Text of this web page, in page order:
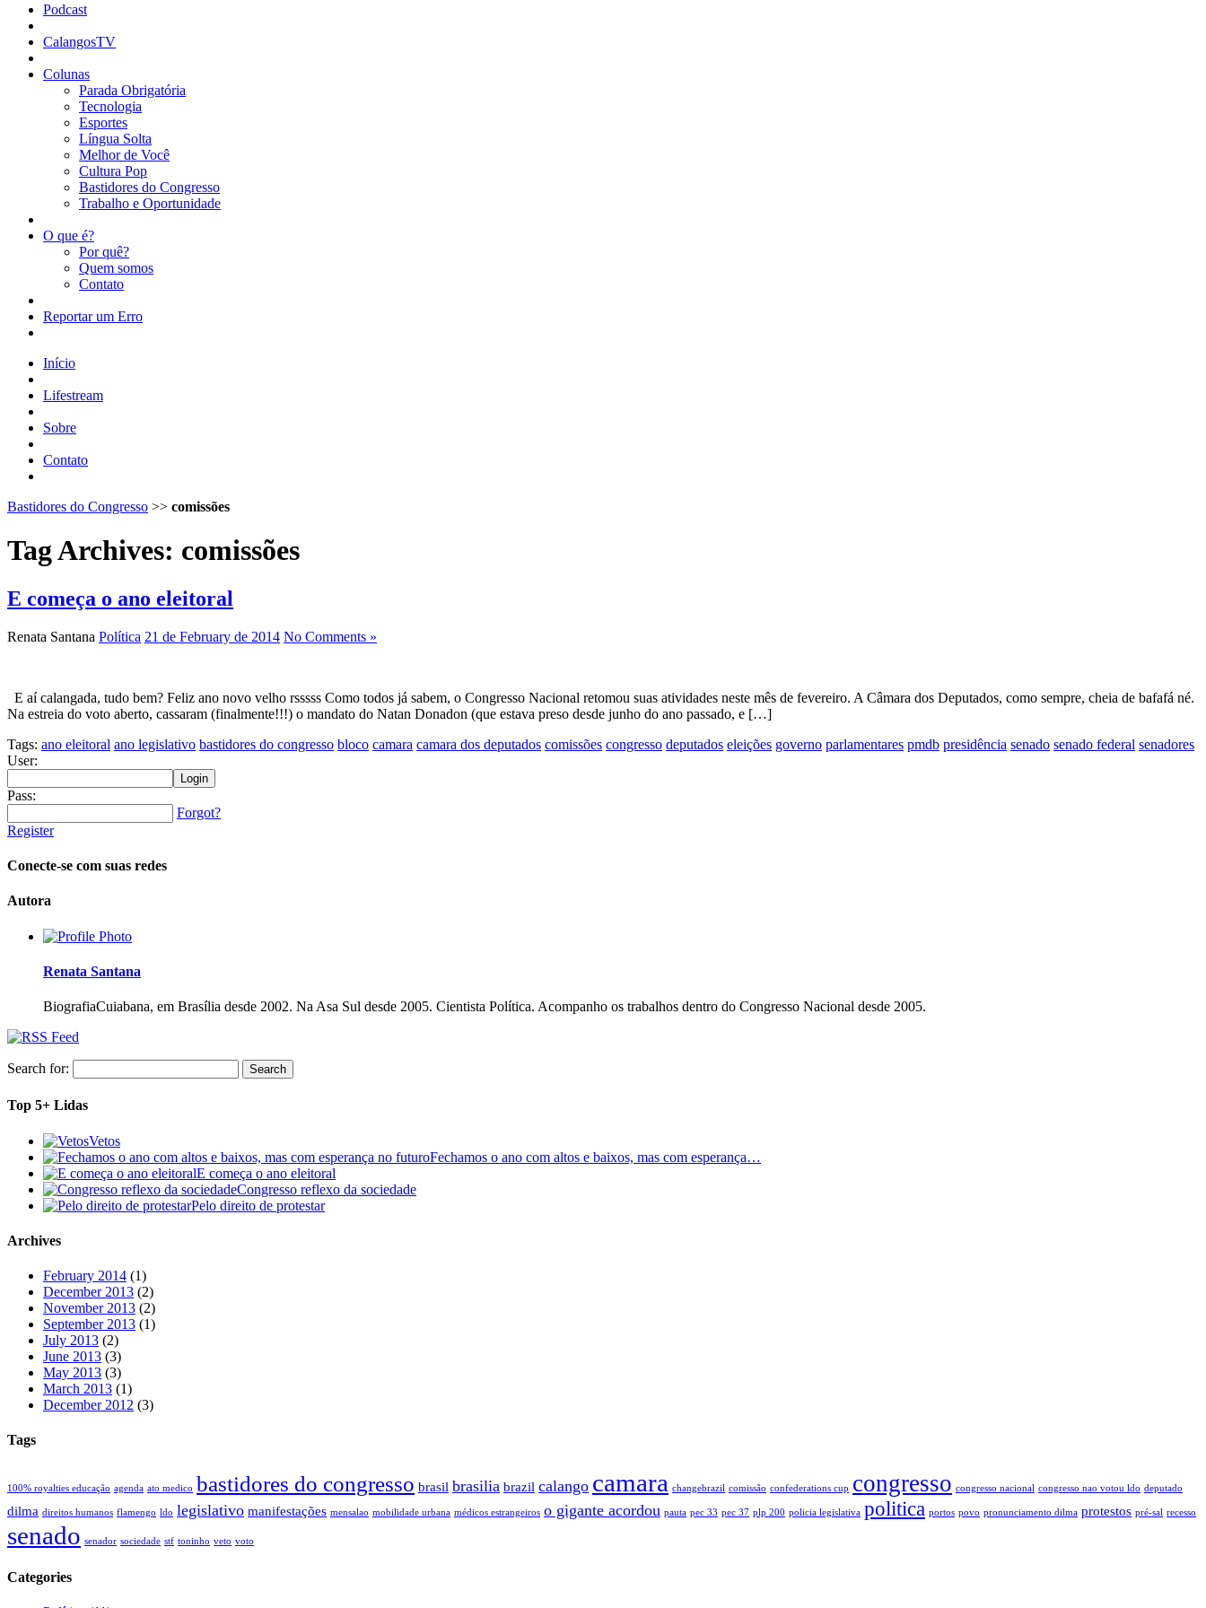
Podcast
CalangosTV
Colunas
Parada Obrigatória
Tecnologia
Esportes
Língua Solta
Melhor de Você
Cultura Pop
Bastidores do Congresso
Trabalho e Oportunidade
O que é?
Por quê?
Quem somos
Contato
Reportar um Erro
Início
Lifestream
Sobre
Contato
Bastidores do Congresso >> comissões
Tag Archives: comissões
E começa o ano eleitoral
Renata Santana Política 21 de February de 2014 No Comments »
E aí calangada, tudo bem? Feliz ano novo velho rsssss Como todos já sabem, o Congresso Nacional retomou suas atividades neste mês de fevereiro. A Câmara dos Deputados, como sempre, cheia de bafafá né.
Na estreia do voto aberto, cassaram (finalmente!!!) o mandato do Natan Donadon (que estava preso desde junho do ano passado, e […]
Tags: ano eleitoral ano legislativo bastidores do congresso bloco camara camara dos deputados comissões congresso deputados eleições governo parlamentares pmdb presidência senado senado federal senadores
User:
Pass:
Forgot?
Register
Conecte-se com suas redes
Autora
Renata Santana
BiografiaCuiabana, em Brasília desde 2002. Na Asa Sul desde 2005. Cientista Política. Acompanho os trabalhos dentro do Congresso Nacional desde 2005.
Search for:
Top 5+ Lidas
Vetos
Fechamos o ano com altos e baixos, mas com esperança…
E começa o ano eleitoral
Congresso reflexo da sociedade
Pelo direito de protestar
Archives
February 2014 (1)
December 2013 (2)
November 2013 (2)
September 2013 (1)
July 2013 (2)
June 2013 (3)
May 2013 (3)
March 2013 (1)
December 2012 (3)
Tags
100% royalties educação agenda ato medico bastidores do congresso brasil brasilia brazil calango camara changebrazil comissão confederations cup congresso congresso nacional congresso nao votou ldo deputado
dilma direitos humanos flamengo ldo legislativo manifestações mensalao mobilidade urbana médicos estrangeiros o gigante acordou pauta pec 33 pec 37 plp 200 policia legislativa politica portos povo pronunciamento dilma protestos pré-sal recesso
senado senador sociedade stf toninho veto voto
Categories